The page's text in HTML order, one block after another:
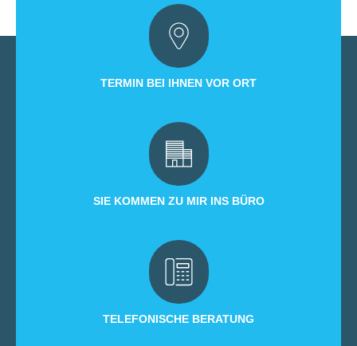
TERMIN BEI IHNEN VOR ORT
SIE KOMMEN ZU MIR INS BÜRO
TELEFONISCHE BERATUNG